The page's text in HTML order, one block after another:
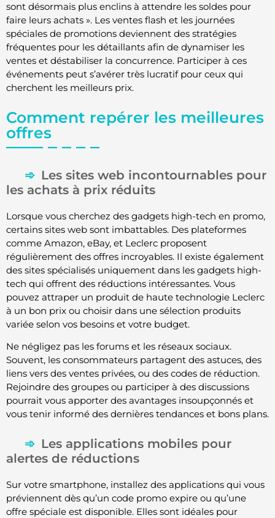
sont désormais plus enclins à attendre les soldes pour
faire leurs achats ». Les ventes flash et les journées
spéciales de promotions deviennent des stratégies
fréquentes pour les détaillants afin de dynamiser les
ventes et déstabiliser la concurrence. Participer à ces
événements peut s’avérer très lucratif pour ceux qui
cherchent les meilleurs prix.
Comment repérer les meilleures
offres
Les sites web incontournables pour
les achats à prix réduits
Lorsque vous cherchez des gadgets high-tech en promo,
certains sites web sont imbattables. Des plateformes
comme Amazon, eBay, et Leclerc proposent
régulièrement des offres incroyables. Il existe également
des sites spécialisés uniquement dans les gadgets high-
tech qui offrent des réductions intéressantes. Vous
pouvez attraper un produit de haute technologie Leclerc
à un bon prix ou choisir dans une sélection produits
variée selon vos besoins et votre budget.
Ne négligez pas les forums et les réseaux sociaux.
Souvent, les consommateurs partagent des astuces, des
liens vers des ventes privées, ou des codes de réduction.
Rejoindre des groupes ou participer à des discussions
pourrait vous apporter des avantages insoupçonnés et
vous tenir informé des dernières tendances et bons plans.
Les applications mobiles pour
alertes de réductions
Sur votre smartphone, installez des applications qui vous
préviennent dès qu’un code promo expire ou qu’une
offre spéciale est disponible. Elles sont idéales pour